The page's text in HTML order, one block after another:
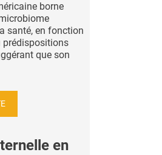
borne
santé, en fonction
prédispositions
que son
en